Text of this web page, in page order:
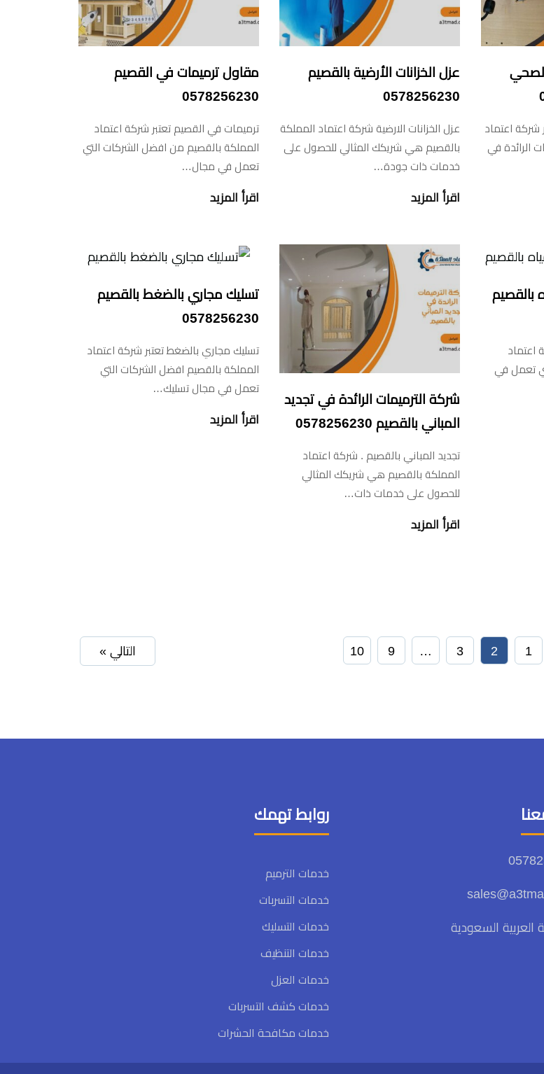
شركة اعتماد
الرائدة في
عزل الخزانات الأرضية بالقصيم
0578256230
عزل الخزانات الارضية شركة اعتماد المملكة
بالقصيم هي شريكك المثالي للحصول على
خدمات ذات جودة…
اقرأ المزيد
مقاول ترميمات في القصيم
0578256230
ترميمات في القصيم تعتبر شركة اعتماد
المملكة بالقصيم من افضل الشركات التي
تعمل في مجال…
اقرأ المزيد
بالقصيم
اعتماد
تعمل في
شركة الترميمات الرائدة في تجديد
المباني بالقصيم 0578256230
تجديد المباني بالقصيم . شركة اعتماد
المملكة بالقصيم هي شريكك المثالي
للحصول على خدمات ذات…
اقرأ المزيد
تسليك مجاري بالضغط بالقصيم
0578256230
تسليك مجاري بالضغط تعتبر شركة اعتماد
المملكة بالقصيم افضل الشركات التي
تعمل في مجال تسليك…
اقرأ المزيد
1
2
3
…
9
10 التالي »
العربية السعودية
روابط تهمك
خدمات الترميم
خدمات التسربات
خدمات التسليك
خدمات التنظيف
خدمات العزل
خدمات كشف التسربات
خدمات مكافحة الحشرات